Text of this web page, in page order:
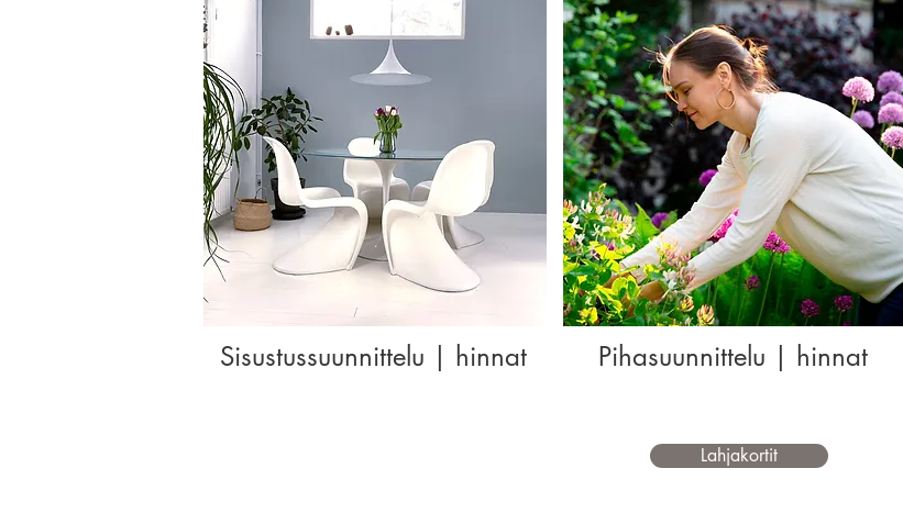
Sisustussuunnittelu | hinnat Pihasuunnittelu | hinnat
Lahjakortit